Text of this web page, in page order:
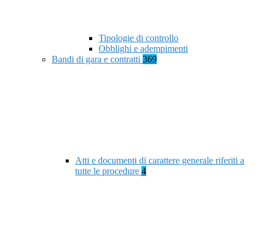
Tipologie di controllo
Obblighi e adempimenti
Bandi di gara e contratti 369
Atti e documenti di carattere generale riferiti a
tutte le procedure 4